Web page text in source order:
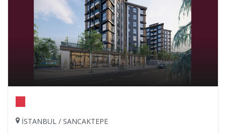
İSTANBUL / SANCAKTEPE